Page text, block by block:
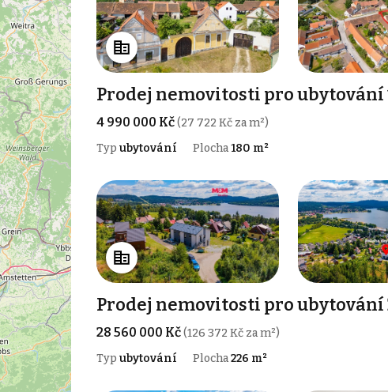
Prodej nemovitosti pro ubytování
4 990 000 Kč(27 722 Kč za m²)
Typ ubytování Plocha180 m²
Prodej nemovitosti pro ubytování
28 560 000 Kč(126 372 Kč za m²)
Typ ubytování Plocha226 m²